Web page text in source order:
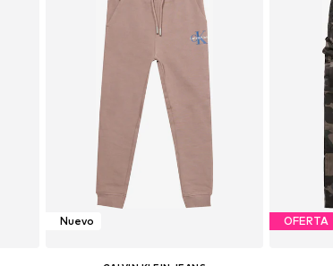
Nuevo OFERTA